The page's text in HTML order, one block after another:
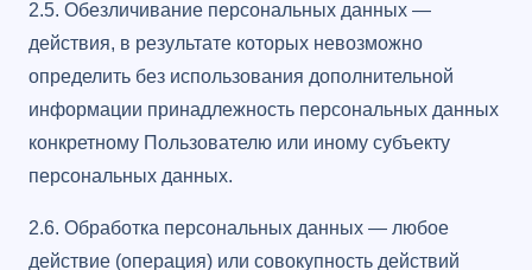
2.5. Обезличивание персональных данных —
действия, в результате которых невозможно
определить без использования дополнительной
информации принадлежность персональных данных
конкретному Пользователю или иному субъекту
персональных данных.
2.6. Обработка персональных данных — любое
действие (операция) или совокупность действий